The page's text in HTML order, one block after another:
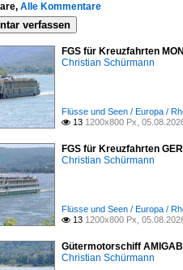
Alle Kommentare
verfassen
FGS für Kreuzfahrten
Christian Schürmann
Flüsse und Seen / Europa /
 13 1200x800 Px,
FGS für Kreuzfahrten
Christian Schürmann
Flüsse und Seen / Europa /
 13 1200x800 Px,
Gütermotorschiff
Christian Schürmann